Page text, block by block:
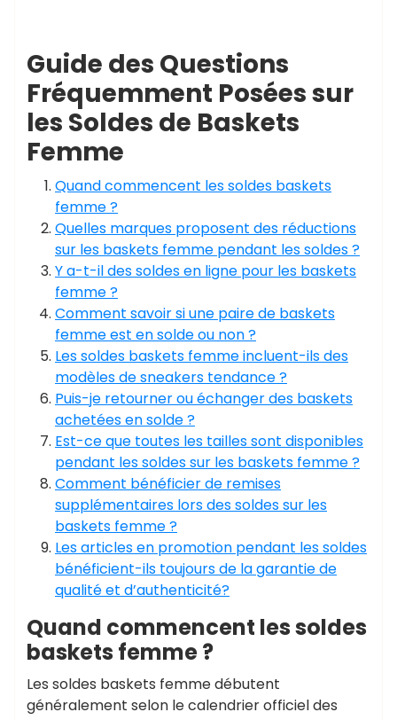
Guide des Questions
Fréquemment Posées sur
les Soldes de Baskets
Femme
Quand commencent les soldes baskets
femme ?
Quelles marques proposent des réductions
sur les baskets femme pendant les soldes ?
Y a-t-il des soldes en ligne pour les baskets
femme ?
Comment savoir si une paire de baskets
femme est en solde ou non ?
Les soldes baskets femme incluent-ils des
modèles de sneakers tendance ?
Puis-je retourner ou échanger des baskets
achetées en solde ?
Est-ce que toutes les tailles sont disponibles
pendant les soldes sur les baskets femme ?
Comment bénéficier de remises
supplémentaires lors des soldes sur les
baskets femme ?
Les articles en promotion pendant les soldes
bénéficient-ils toujours de la garantie de
qualité et d’authenticité?
Quand commencent les soldes
baskets femme ?
Les soldes baskets femme débutent
généralement selon le calendrier officiel des